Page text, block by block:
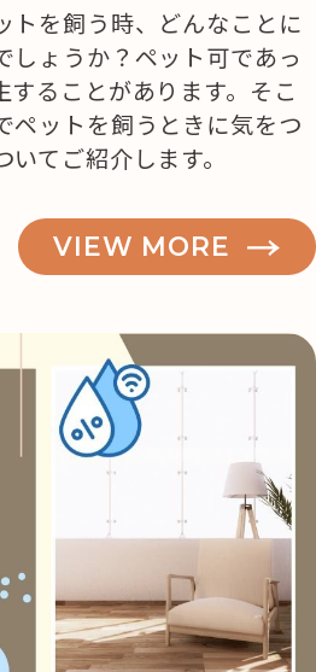
トを飼う時、どんなことに
しょうか？ペット可であっ
することがあります。そこ
ペットを飼うときに気をつ
てご紹介します。
VIEW MORE